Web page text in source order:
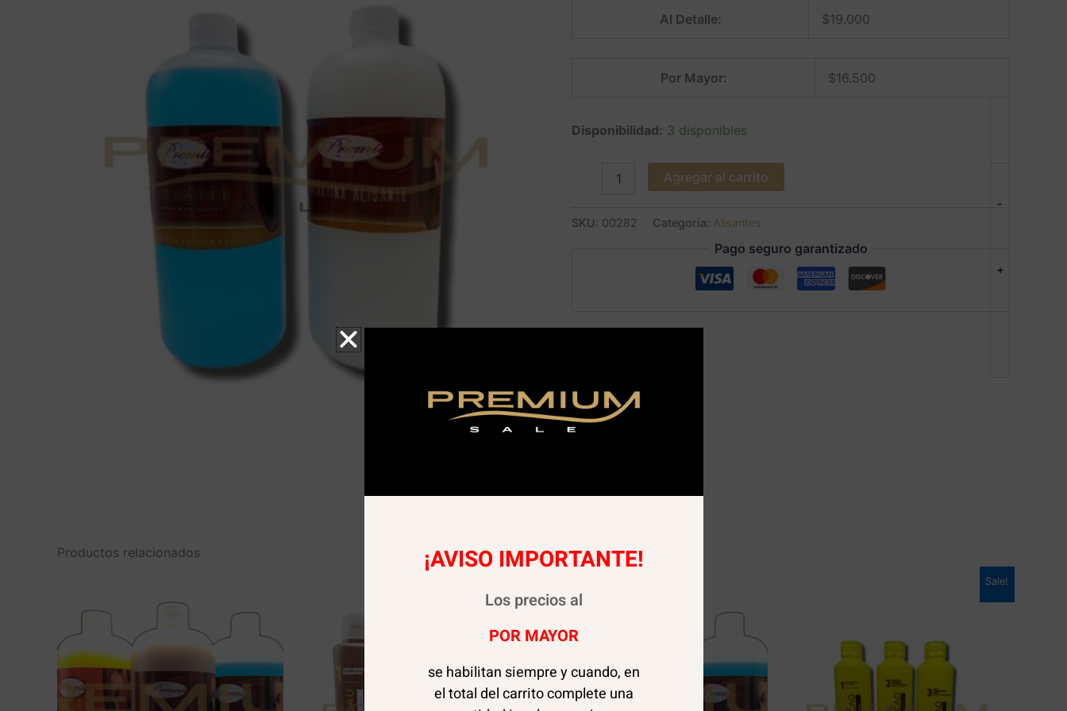
Al Detalle: $19.000
Por Mayor: $16.500
Disponibilidad: 3 disponibles
-
+
Agregar al carrito
SKU: 00282 Categoría: Alisantes
Pago seguro garantizado
Productos relacionados
Sale!
¡AVISO IMPORTANTE!
Los precios al
POR MAYOR
se habilitan siempre y cuando, en
el total del carrito complete una